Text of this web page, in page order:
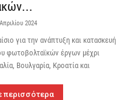
2024
για την ανάπτυξη και κατασκευή
φωτοβολταϊκών έργων μέχρι
Βουλγαρία, Κροατία και
περισσότερα